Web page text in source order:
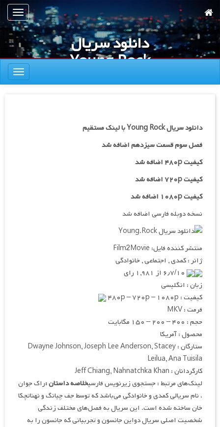
به
محتوای
اصلی
ناوبری
دانلود سریال
Young Rock
ناوبری
دانلود سریال Young Rock با لینک مستقیم
فصل سوم قسمت سیزدهم اضافه شد
کیفیت ۴۸۰p اضافه شد
کیفیت ۷۲۰p اضافه شد
کیفیت ۱۰۸۰p اضافه شد
نسخه دوبله فارسی اضافه شد
منتشر کننده فایل: Film2Movie
ژانر : کمدی , اجتماعی , خانوادگی
زبان : انگلیسی
کیفیت : ۴۸۰p – ۷۲۰p – ۱۰۸۰p
فرمت : MKV
حجم : ۴۰۰ – ۲۰۰ – ۱۵۰ مگابایت
محصول : آمریکا
ستارگان : Dwayne Johnson, Joseph Lee Anderson, Stacey
Leilua, Ana Tuisila
کارگردانان : Jeff Chiang, Nahnatchka Khan
لینک‌های مرتبط : جستجوی زیرنویس فارسیخلاصه داستان :راک جوان
، نام سریالی کمدی و خانوادگی می‌باشد که توسط جف چیانگ و نهناتچکا
خان ساخته شده است. این سریال به فصل‌های مختلف زندگی
شخصیت اصلی سریال دواین جانسون و تجربیاتی که جانسون را به